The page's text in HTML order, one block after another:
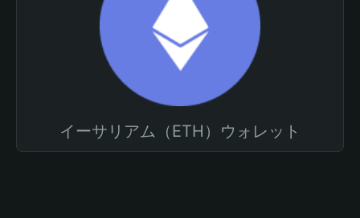
イーサリアム（ETH）ウォレット